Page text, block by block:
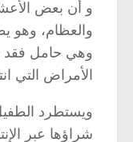
و أن بعض
والعظام، وهو
وهي حامل فقد
الأمراض التي
ويستطرد
شراؤها عبر